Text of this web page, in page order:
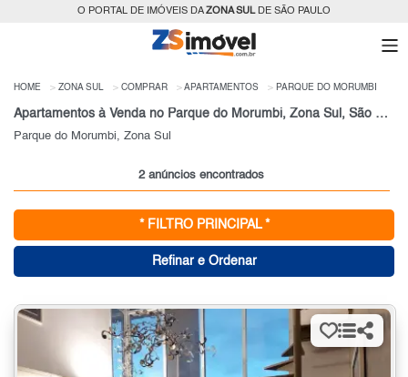
O PORTAL DE IMÓVEIS DAZONA SULDE SÃO PAULO
HOME ZONA SUL COMPRAR APARTAMENTOS PARQUE DO MORUMBI
Apartamentos à Venda no Parque do Morumbi, Zona Sul, São Paulo, SP
Parque do Morumbi, Zona Sul
2 anúncios encontrados
* FILTRO PRINCIPAL *
Refinar e Ordenar